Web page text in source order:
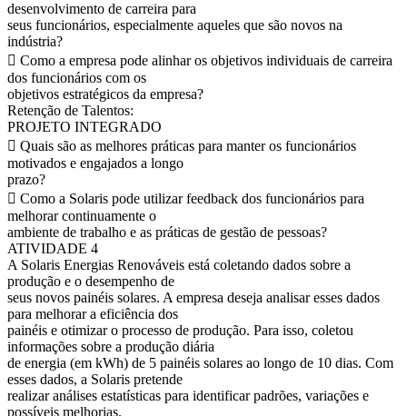
desenvolvimento de carreira para
seus funcionários, especialmente aqueles que são novos na
indústria?
 Como a empresa pode alinhar os objetivos individuais de carreira
dos funcionários com os
objetivos estratégicos da empresa?
Retenção de Talentos:
PROJETO INTEGRADO
 Quais são as melhores práticas para manter os funcionários
motivados e engajados a longo
prazo?
 Como a Solaris pode utilizar feedback dos funcionários para
melhorar continuamente o
ambiente de trabalho e as práticas de gestão de pessoas?
ATIVIDADE 4
A Solaris Energias Renováveis está coletando dados sobre a
produção e o desempenho de
seus novos painéis solares. A empresa deseja analisar esses dados
para melhorar a eficiência dos
painéis e otimizar o processo de produção. Para isso, coletou
informações sobre a produção diária
de energia (em kWh) de 5 painéis solares ao longo de 10 dias. Com
esses dados, a Solaris pretende
realizar análises estatísticas para identificar padrões, variações e
possíveis melhorias.